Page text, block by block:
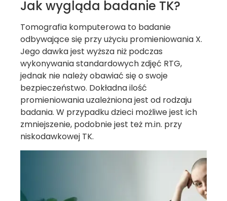
Jak wygląda badanie TK?
Tomografia komputerowa to badanie
odbywające się przy użyciu promieniowania X.
Jego dawka jest wyższa niż podczas
wykonywania standardowych zdjęć RTG,
jednak nie należy obawiać się o swoje
bezpieczeństwo. Dokładna ilość
promieniowania uzależniona jest od rodzaju
badania. W przypadku dzieci możliwe jest ich
zmniejszenie, podobnie jest też m.in. przy
niskodawkowej TK.